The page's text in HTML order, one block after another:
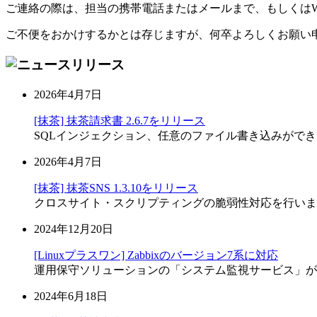
ご連絡の際は、担当の携帯電話またはメールまで、もしく
ご不便をおかけするかとは存じますが、何卒よろしくお願い
2026年4月7日
[抹茶] 抹茶請求書 2.6.7をリリース
SQLインジェクション、任意のファイル書き込みがで
2026年4月7日
[抹茶] 抹茶SNS 1.3.10をリリース
クロスサイト・スクリプティングの脆弱性対応を行い
2024年12月20日
[Linuxプラスワン] Zabbixのバージョン7系に対応
運用保守ソリューションの「システム監視サービス」
2024年6月18日